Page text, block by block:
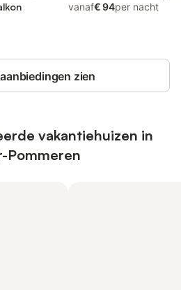
vanaf€ 94per nacht
zien
vakantiehuizen in
Pommeren